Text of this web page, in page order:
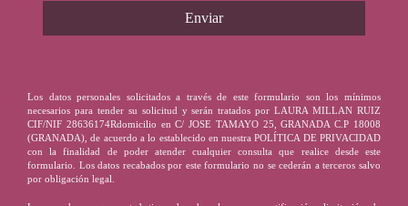
Enviar
Los datos personales solicitados a través de este formulario son los mínimos
necesarios para tender su solicitud y serán tratados por LAURA MILLAN RUIZ
CIF/NIF 28636174Rdomicilio en C/ JOSE TAMAYO 25, GRANADA C.P 18008
(GRANADA), de acuerdo a lo establecido en nuestra POLÍTICA DE PRIVACIDAD
con la finalidad de poder atender cualquier consulta que realice desde este
formulario. Los datos recabados por este formulario no se cederán a terceros salvo
por obligación legal.